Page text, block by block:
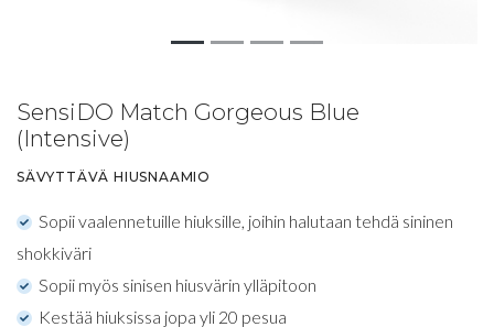
SensiDO Match Gorgeous Blue
(Intensive)
SÄVYTTÄVÄ HIUSNAAMIO
Sopii vaalennetuille hiuksille, joihin halutaan tehdä sininen
shokkiväri
Sopii myös sinisen hiusvärin ylläpitoon
Kestää hiuksissa jopa yli 20 pesua